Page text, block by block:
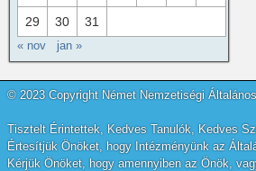
29 30 31
« nov jan »
© 2023 Copyright Német Nemzetiségi
Tisztelt Érintettek, Kedves Tanulók, Kedves
Értesítjük Önöket, hogy Intézményünk az
Kérjük Önöket, hogy amennyiben az Önök,